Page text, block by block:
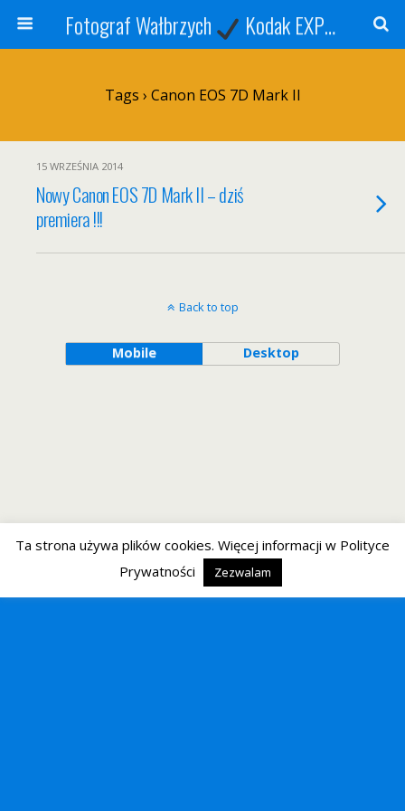
Fotograf Wałbrzych Kodak EXPRESS
Tags › Canon EOS 7D Mark II
15 WRZEŚNIA 2014
Nowy Canon EOS 7D Mark II – dziś
premiera !!!
Back to top
Mobile Desktop
Ta strona używa plików cookies. Więcej informacji w Polityce
Prywatności
Zezwalam